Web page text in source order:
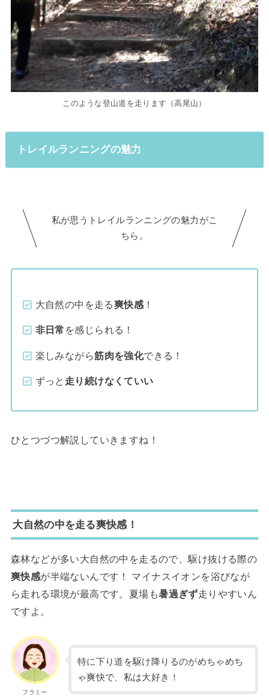
このような登山道を走ります（高尾山）
トレイルランニングの魅力
私が思うトレイルランニングの魅力がこ
ちら。
大自然の中を走る爽快感 ！
非日常 を感じられる！
楽しみながら筋肉を強化できる！
ずっと 走り続けなくていい
ひとつづつ解説していきますね！
大自然の中を走る爽快感！
森林などが多い大自然の中を走るので、駆け抜ける際の
爽快感が半端ないんです！ マイナスイオンを浴びなが
ら走れる環境が最高です。夏場も暑過ぎず走りやすいん
ですよ。
フラミー
特に下り道を駆け降りるのがめちゃめち
ゃ爽快で、私は大好き！